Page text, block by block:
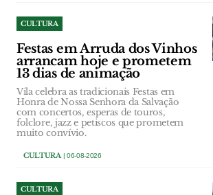
CULTURA
Festas em Arruda dos Vinhos
arrancam hoje e prometem
13 dias de animação
Vila celebra as tradicionais Festas em
Honra de Nossa Senhora da Salvação
com concertos, esperas de touros,
folclore, jazz e petiscos que prometem
muito convívio.
CULTURA| 06-08-2026
CULTURA